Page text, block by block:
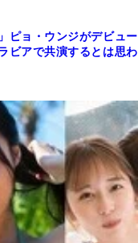
ピョ・ウンジがデビュー
ビアで共演するとは思わ